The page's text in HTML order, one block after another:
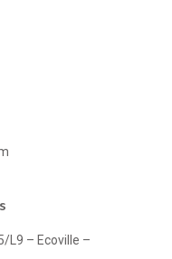
L9 – Ecoville –